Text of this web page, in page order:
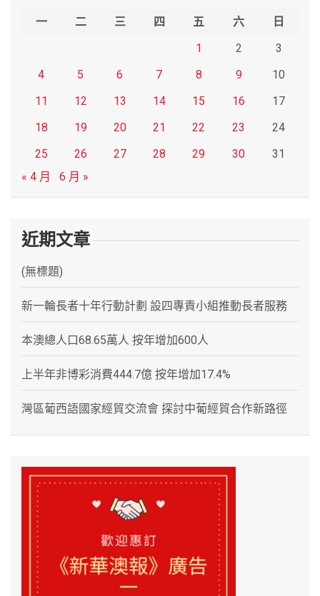
一 二 三 四 五 六
日
1
2
3
4
5 6 7 8 9
10
11
12 13 14 15 16
17
18
19 20 21 22 23
24
25
26 27 28 29 30
31
« 4 月
6 月 »
近期文章
(無標題)
新一輪長者十年行動計劃 設四專責小組推動長者服務
本澳總人口68.65萬人 按年增加600人
上半年非博彩消費444.7億 按年增加17.4%
灣區葡西語國家經貿交流會 探討中葡經貿合作新路徑